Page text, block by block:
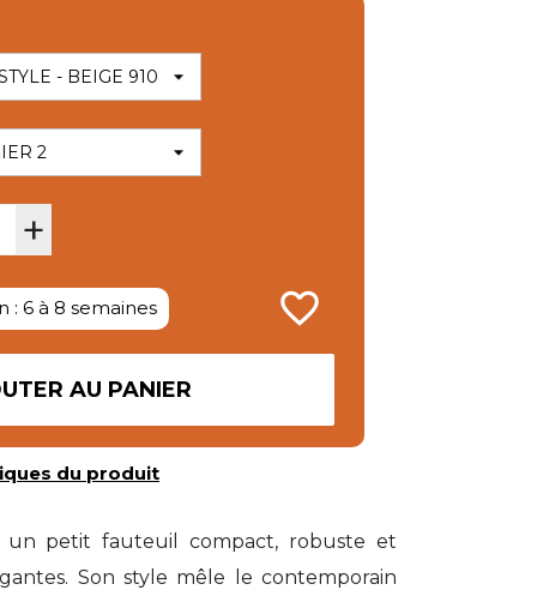
+
: 6 à 8 semaines favorite_border
AU PANIER
du produit
un petit fauteuil compact, robuste et
Son style mêle le contemporain